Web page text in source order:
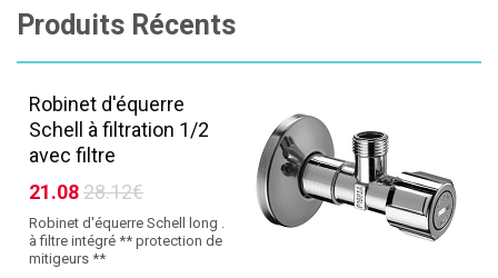
Produits Récents
Robinet d'équerre
Schell à filtration 1/2
avec filtre
21.0828.12€
Robinet d'équerre Schell long .
à filtre intégré ** protection de
mitigeurs **